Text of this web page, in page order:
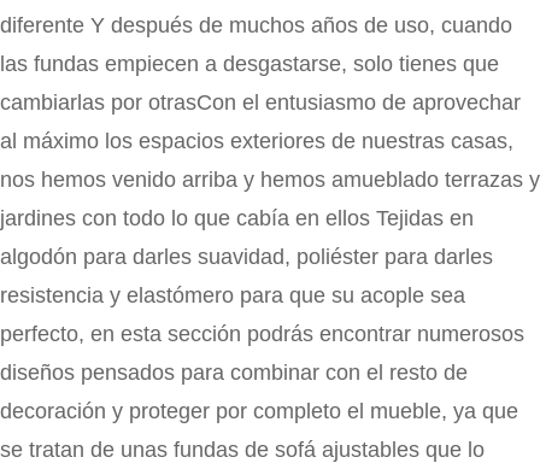
diferente Y después de muchos años de uso, cuando
las fundas empiecen a desgastarse, solo tienes que
cambiarlas por otrasCon el entusiasmo de aprovechar
al máximo los espacios exteriores de nuestras casas,
nos hemos venido arriba y hemos amueblado terrazas y
jardines con todo lo que cabía en ellos Tejidas en
algodón para darles suavidad, poliéster para darles
resistencia y elastómero para que su acople sea
perfecto, en esta sección podrás encontrar numerosos
diseños pensados para combinar con el resto de
decoración y proteger por completo el mueble, ya que
se tratan de unas fundas de sofá ajustables que lo